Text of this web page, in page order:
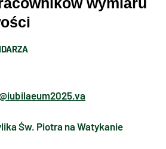
Św. Piotra na Watykanie